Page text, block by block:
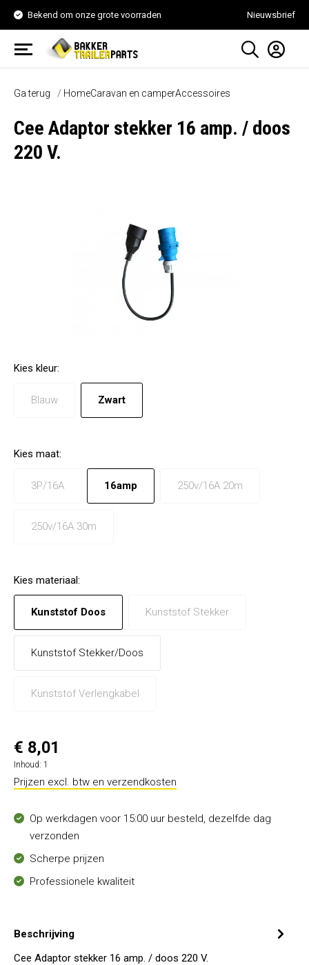
Bekend om onze grote voorraden Nieuwsbrief
Ga terug HomeCaravan en camperAccessoires
Cee Adaptor stekker 16 amp. / doos
220 V.
Kies kleur:
Blauw Zwart
Kies maat:
3P/16A 16amp 250v/16A 20m
250v/16A 30m
Kies materiaal:
Kunststof Doos Kunststof Stekker
Kunststof Stekker/Doos
Kunststof Verlengkabel
€ 8,01
Inhoud: 1
Prijzen excl. btw en verzendkosten
Op werkdagen voor 15:00 uur besteld, dezelfde dag
verzonden
Scherpe prijzen
Professionele kwaliteit
Beschrijving
Cee Adaptor stekker 16 amp. / doos 220 V.